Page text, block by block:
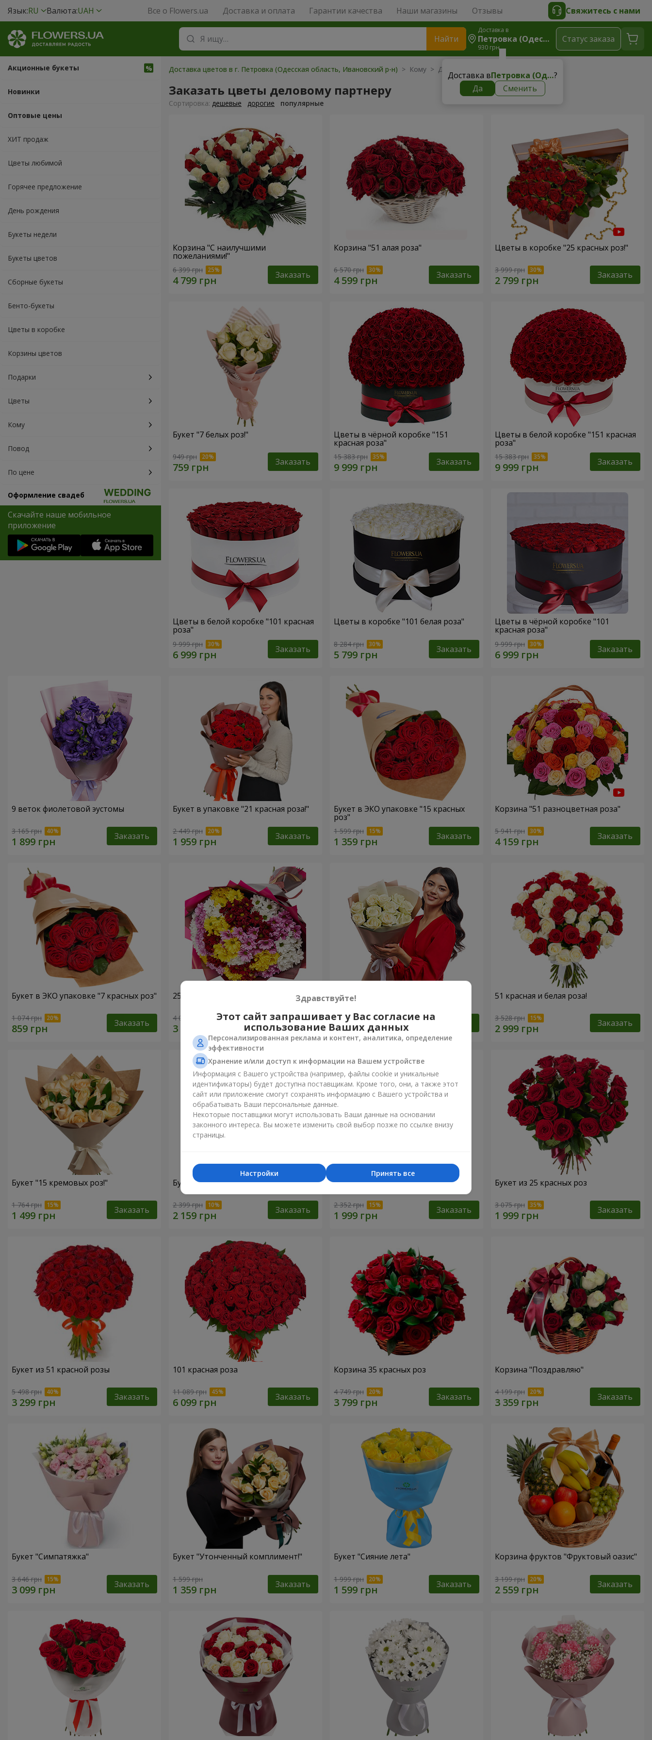
Язык:RU Валюта:UAH Все о Flowers.ua Доставка и оплата Гарантии качества Наши магазины Отзывы Свяжитесь с нами
Найти
Доставка в
Петровка (Одесская Область, Ивановский Р-Н)
930 грн
Доставка в Петровка (Одесская область, Ивановский р-н)?
Да
Сменить
Cтатус заказа
Акционные букеты
Новинки
Оптовые цены
ХИТ продаж
Цветы любимой
Горячее предложение
День рождения
Букеты недели
Букеты цветов
Сборные букеты
Бенто-букеты
Цветы в коробке
Корзины цветов
Подарки
Цветы
Кому
Повод
По цене
Оформление свадеб
Скачайте наше мобильное
приложение
Доставка цветов в г. Петровка (Одесская область, Ивановский р-н) > Кому > Деловому партнеру
Заказать цветы деловому партнеру
Cортировка: дешевые дорогие популярные
Корзина "С наилучшими
пожеланиями!"
6 399 грн Заказать
Корзина "51 алая роза"
6 570 грн Заказать
Цветы в коробке "25 красных роз!"
3 999 грн Заказать
Букет "7 белых роз!"
949 грн Заказать
Цветы в чёрной коробке "151
красная роза"
15 383 грн Заказать
Цветы в белой коробке "151 красная
роза"
15 383 грн Заказать
Цветы в белой коробке "101 красная
роза"
9 999 грн Заказать
Цветы в коробке "101 белая роза"
8 284 грн Заказать
Цветы в чёрной коробке "101
красная роза"
9 999 грн Заказать
9 веток фиолетовой эустомы
3 165 грн Заказать
Букет в упаковке "21 красная роза!"
2 449 грн Заказать
Букет в ЭКО упаковке "15 красных
роз"
1 599 грн Заказать
Корзина "51 разноцветная роза"
5 941 грн Заказать
Букет в ЭКО упаковке "7 красных роз"
1 074 грн Заказать
25 разноцветных хризантем!
4 074 грн Заказать
Авторский букет "11 белых роз!"
1 221 грн
51 красная и белая роза!
3 528 грн Заказать
Букет "15 кремовых роз!"
1 764 грн Заказать
Букет "15 разноцветных хризантем!"
2 399 грн Заказать
Букет "Гармония"
2 352 грн Заказать
Букет из 25 красных роз
3 075 грн Заказать
Букет из 51 красной розы
5 498 грн Заказать
101 красная роза
11 089 грн Заказать
Корзина 35 красных роз
4 749 грн Заказать
Корзина "Поздравляю"
4 199 грн Заказать
Букет "Симпатяжка"
3 646 грн Заказать
Букет "Утонченный комплимент!"
1 599 грн Заказать
Букет "Сияние лета"
1 999 грн Заказать
Корзина фруктов "Фруктовый оазис"
3 199 грн Заказать
Здравствуйте!
Этот сайт запрашивает у Вас согласие на
использование Ваших данных
Персонализированная реклама и контент, аналитика, определение
эффективности
Хранение и/или доступ к информации на Вашем устройстве
Информация с Вашего устройства (например, файлы cookie и уникальные
идентификаторы) будет доступна поставщикам. Кроме того, они, а также этот
сайт или приложение смогут сохранять информацию с Вашего устройства и
обрабатывать Ваши персональные данные.
Некоторые поставщики могут использовать Ваши данные на основании
законного интереса. Вы можете изменить свой выбор позже по ссылке внизу
страницы.
Принять все
Настройки